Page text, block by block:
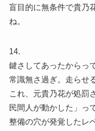
盲目的に無条件で貴乃
ね。
14.
鍵さしてあったからっ
常識無さ過ぎ。走らせ
これ、元貴乃花が処罰
民間人が動かした」っ
整備の穴が発覚したレ